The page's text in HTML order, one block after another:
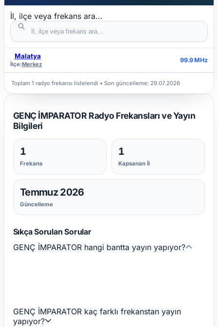
İl, ilçe veya frekans ara...
İL
Malatya
İlçe:Merkez
99.9 MHz
Toplam 1 radyo frekansı listelendi • Son güncelleme: 29.07.2026
GENÇ İMPARATOR Radyo Frekansları ve Yayın
Bilgileri
1
Frekans
1
Kapsanan İl
Temmuz 2026
Güncelleme
Sıkça Sorulan Sorular
GENÇ İMPARATOR hangi bantta yayın yapıyor?
GENÇ İMPARATOR kaç farklı frekanstan yayın
yapıyor?